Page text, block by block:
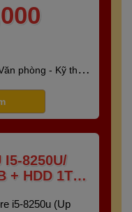
phòng - Kỹ thuật
I5-8250U/
+ HDD 1TB
i5-8250u (Up